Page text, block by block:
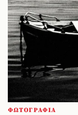
ΦΩΤΟΓΡΑΦΙΑ